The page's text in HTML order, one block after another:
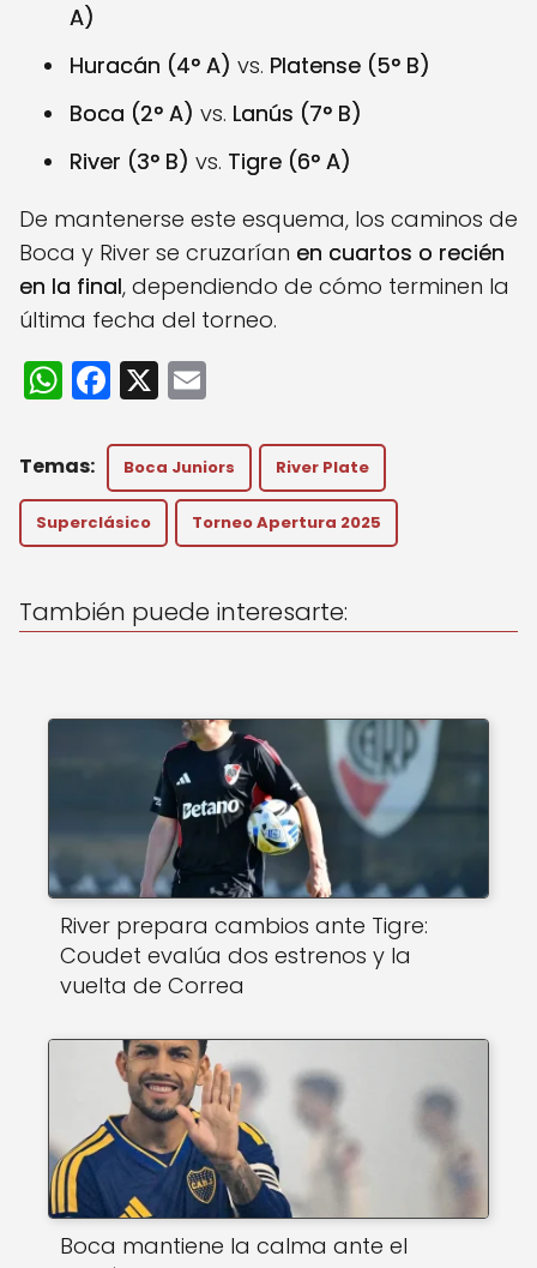
A)
Huracán (4° A) vs. Platense (5° B)
Boca (2° A) vs. Lanús (7° B)
River (3° B) vs. Tigre (6° A)
De mantenerse este esquema, los caminos de
Boca y River se cruzarían en cuartos o recién
en la final, dependiendo de cómo terminen la
última fecha del torneo.​
W
h
a
ts
A
p
F
a
c
e
b
o
k
X
ai
l
Boca Juniors River Plate
Superclásico Torneo Apertura 2025
También puede interesarte:
River prepara cambios ante Tigre:
Coudet evalúa dos estrenos y la
vuelta de Correa
Boca mantiene la calma ante el